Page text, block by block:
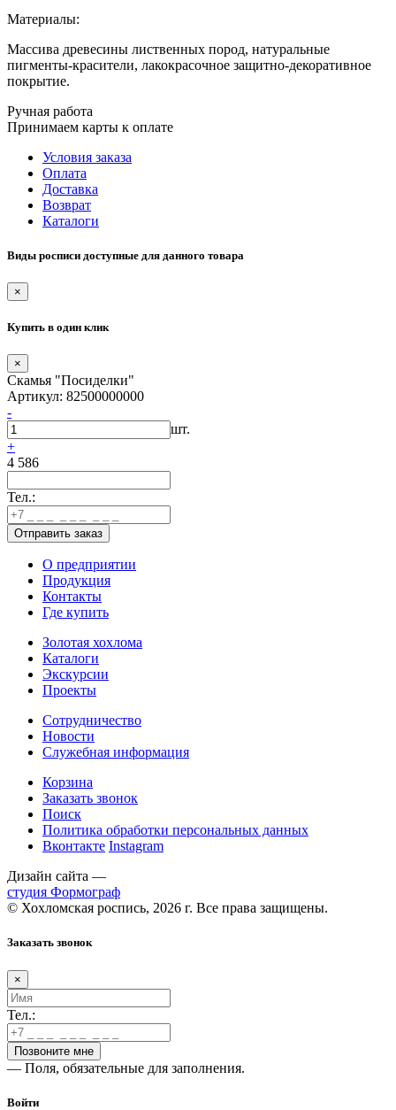
Материалы:
Массива древесины лиственных пород, натуральные
пигменты-красители, лакокрасочное защитно-декоративное
покрытие.
Ручная работа
Принимаем карты к оплате
Условия заказа
Оплата
Доставка
Возврат
Каталоги
Виды росписи доступные для данного товара
×
Купить в один клик
×
Скамья "Посиделки"
Артикул: 82500000000
-
шт.
+
4 586
Тел.:
О предприятии
Продукция
Контакты
Где купить
Золотая хохлома
Каталоги
Экскурсии
Проекты
Сотрудничество
Новости
Служебная информация
Корзина
Заказать звонок
Поиск
Политика обработки персональных данных
Вконтакте Instagram
Дизайн сайта —
студия Формограф
© Хохломская роспись, 2026 г. Все права защищены.
Заказать звонок
×
Тел.:
— Поля, обязательные для заполнения.
Войти